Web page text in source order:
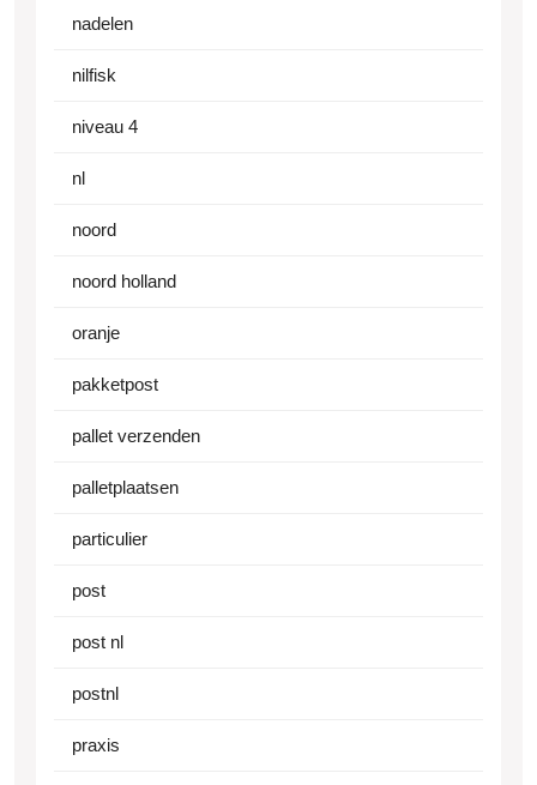
nadelen
nilfisk
niveau 4
nl
noord
noord holland
oranje
pakketpost
pallet verzenden
palletplaatsen
particulier
post
post nl
postnl
praxis